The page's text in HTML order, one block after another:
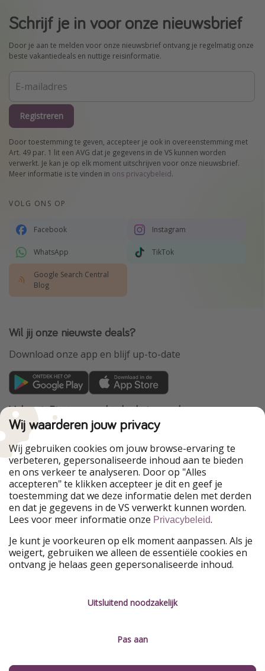
Schrijf je in voor onze nieuwsbrief
Door je aan te melden voor onze nieuwsbrief ontvang je regelmatig onze
beste vakantiedeals en nuttige reisinformatie.
Registreren
Door toestemming te geven, accepteer je ook in overeenstemming met
Art. 49 par. 1 lit een AVG dat je gegevens in de VS kunnen worden
verwerkt. Je kan je op elk moment uitschrijven voor onze nieuwsbrief.
Meer informatie is te vinden in ons privacybeleid.
VOLG ONS OP
Facebook Instagram
WhatsApp TikTok
Google Search Central
Blog
Wil jij onze nieuwste deals?
Download onze app en blijf up-to-date
VakantiePiraten maakt deel uit van de
HolidayPirates Group
Onze markten
PiratinViaggio
HolidayPirates
WakacyjniPiraci
VoyagesPirates
Ferienpiraten
Urlaubspiraten
Urlaubspiraten
ViajerosPiratas
TravelPirates
HolidayPirates Group
Leer ons kennen Juridisch
Colofon
Beheer services
Wij waarderen jouw privacy
Wij gebruiken cookies om jouw browse-ervaring te
verbeteren, gepersonaliseerde inhoud aan te bieden
en ons verkeer te analyseren. Door op "Alles
accepteren" te klikken accepteer je dit en geef je
toestemming dat we deze informatie delen met derden
en dat je gegevens in de VS verwerkt kunnen worden.
Lees voor meer informatie onze Privacybeleid.
Je kunt je voorkeuren op elk moment aanpassen. Als je
weigert, gebruiken we alleen de essentiële cookies en
ontvang je helaas geen gepersonaliseerde inhoud.
Uitsluitend noodzakelijk
Pas aan